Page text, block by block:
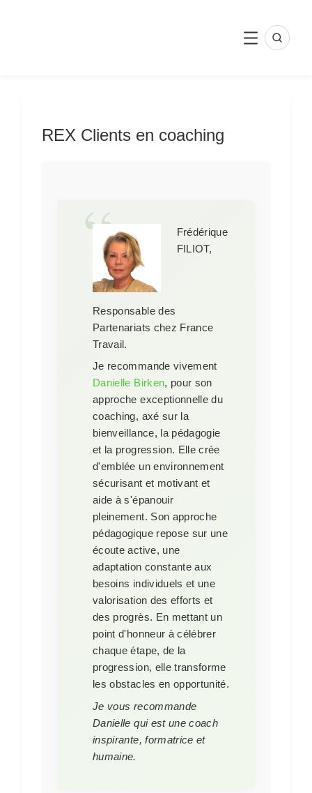
MENU
REX Clients en coaching
Frédérique
FILIOT,
Responsable des
Partenariats chez France
Travail.
Je recommande vivement
Danielle Birken, pour son
approche exceptionnelle du
coaching, axé sur la
bienveillance, la pédagogie
et la progression. Elle crée
d'emblée un environnement
sécurisant et motivant et
aide à s'épanouir
pleinement. Son approche
pédagogique repose sur une
écoute active, une
adaptation constante aux
besoins individuels et une
valorisation des efforts et
des progrès. En mettant un
point d'honneur à célébrer
chaque étape, de la
progression, elle transforme
les obstacles en opportunité.
Je vous recommande
Danielle qui est une coach
inspirante, formatrice et
humaine.